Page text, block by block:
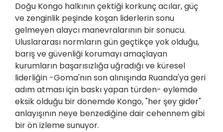
Doğu Kongo halkının çektiği korkunç acılar, güç
ve zenginlik peşinde koşan liderlerin sonu
gelmeyen alaycı manevralarının bir sonucu.
Uluslararası normların gün geçtikçe yok olduğu,
barış ve güvenliği korumayı amaçlayan
kurumların başarısızlığa uğradığı ve küresel
liderliğin -Goma'nın son alınışında Ruanda'ya geri
adım atması için baskı yapan türden- eylemde
eksik olduğu bir dönemde Kongo, "her şey gider"
anlayışının neye benzediğine dair cehennem gibi
bir ön izleme sunuyor.